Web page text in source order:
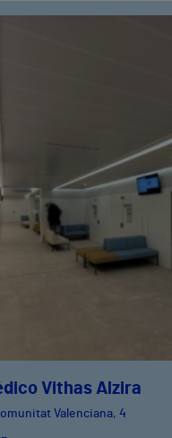
Vithas Alzira
Valenciana, 4